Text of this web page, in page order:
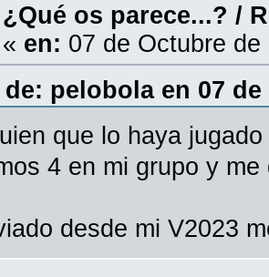
¿Qué os parece...? /
« en: 07 de Octubre
pelobola en 07
que lo haya
4 en mi grupo y
desde mi V2023